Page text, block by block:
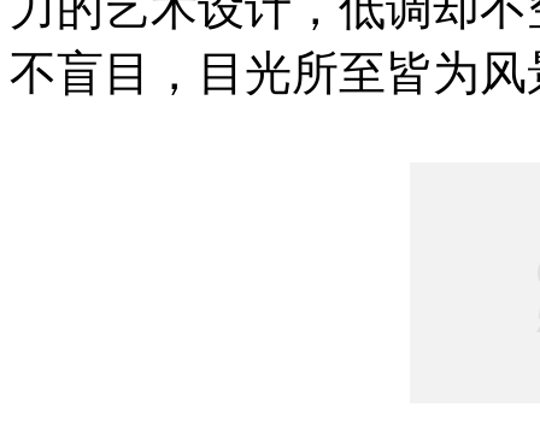
不盲目，目光所至皆为风